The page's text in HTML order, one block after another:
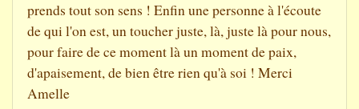
prends tout son sens ! Enfin une personne à l'écoute
de qui l'on est, un toucher juste, là, juste là pour nous,
pour faire de ce moment là un moment de paix,
d'apaisement, de bien être rien qu'à soi ! Merci
Amelle